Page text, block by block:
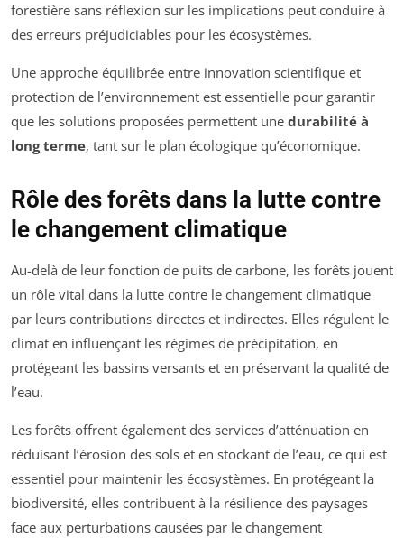
forestière sans réflexion sur les implications peut conduire à
des erreurs préjudiciables pour les écosystèmes.
Une approche équilibrée entre innovation scientifique et
protection de l’environnement est essentielle pour garantir
que les solutions proposées permettent une durabilité à
long terme, tant sur le plan écologique qu’économique.
Rôle des forêts dans la lutte contre
le changement climatique
Au-delà de leur fonction de puits de carbone, les forêts jouent
un rôle vital dans la lutte contre le changement climatique
par leurs contributions directes et indirectes. Elles régulent le
climat en influençant les régimes de précipitation, en
protégeant les bassins versants et en préservant la qualité de
l’eau.
Les forêts offrent également des services d’atténuation en
réduisant l’érosion des sols et en stockant de l’eau, ce qui est
essentiel pour maintenir les écosystèmes. En protégeant la
biodiversité, elles contribuent à la résilience des paysages
face aux perturbations causées par le changement